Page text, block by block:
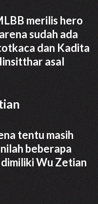
merilis hero
sudah ada
dan Kadita
asal
tentu masih
beberapa
Wu Zetian